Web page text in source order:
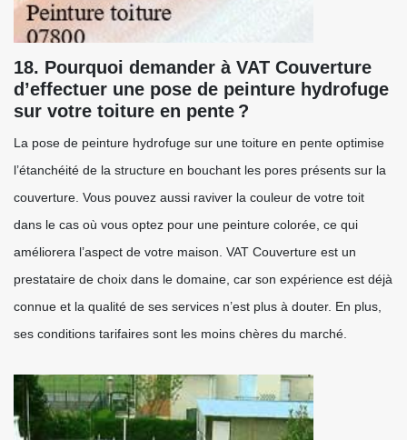
18. Pourquoi demander à VAT Couverture
d’effectuer une pose de peinture hydrofuge
sur votre toiture en pente ?
La pose de peinture hydrofuge sur une toiture en pente optimise
l’étanchéité de la structure en bouchant les pores présents sur la
couverture. Vous pouvez aussi raviver la couleur de votre toit
dans le cas où vous optez pour une peinture colorée, ce qui
améliorera l’aspect de votre maison. VAT Couverture est un
prestataire de choix dans le domaine, car son expérience est déjà
connue et la qualité de ses services n’est plus à douter. En plus,
ses conditions tarifaires sont les moins chères du marché.